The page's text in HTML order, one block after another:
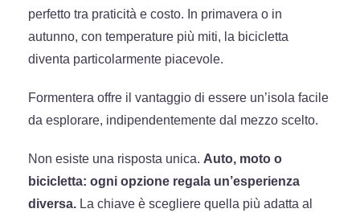
perfetto tra praticità e costo. In primavera o in
autunno, con temperature più miti, la bicicletta
diventa particolarmente piacevole.
Formentera offre il vantaggio di essere un’isola facile
da esplorare, indipendentemente dal mezzo scelto.
Non esiste una risposta unica. Auto, moto o
bicicletta: ogni opzione regala un’esperienza
diversa. La chiave è scegliere quella più adatta al